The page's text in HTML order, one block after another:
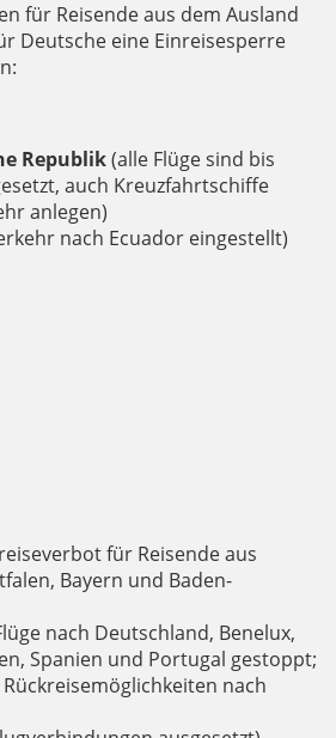
für Reisende aus dem Ausland
Deutsche eine Einreisesperre
Republik(alle Flüge sind bis
auch Kreuzfahrtschiffe
anlegen)
nach Ecuador eingestellt)
für Reisende aus
Bayern und Baden-
nach Deutschland, Benelux,
Spanien und Portugal gestoppt;
nach